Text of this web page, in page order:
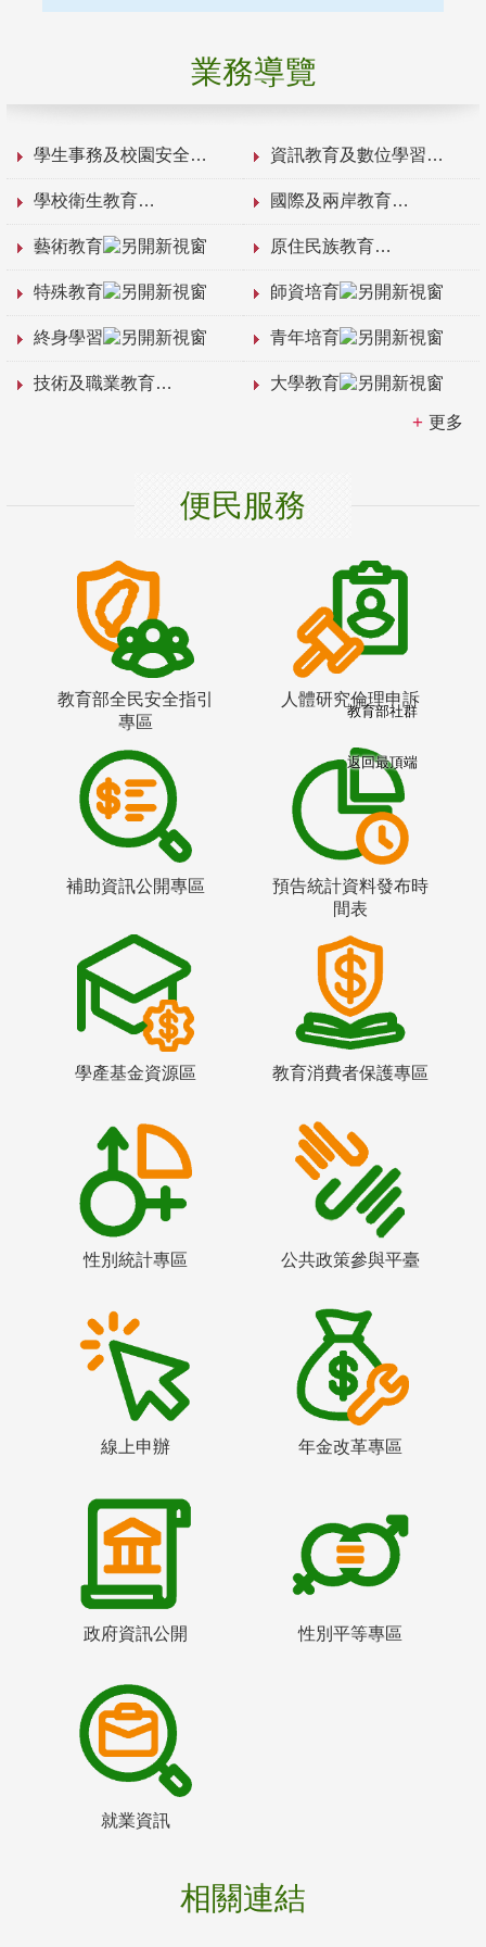
業務導覽
學生事務及校園安全 資訊教育及數位學習
學校衛生教育 國際及兩岸教育
藝術教育 原住民族教育
特殊教育 師資培育
終身學習 青年培育
技術及職業教育 大學教育
更多
便民服務
教育部全民安全指引
專區
人體研究倫理申訴
補助資訊公開專區
預告統計資料發布時
間表
學產基金資源區 教育消費者保護專區
性別統計專區 公共政策參與平臺
線上申辦 年金改革專區
政府資訊公開 性別平等專區
就業資訊
相關連結
教育部社群
返回最頂端